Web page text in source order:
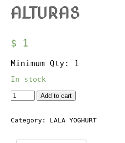
ALTURAS
$ 1
Minimum Qty: 1
In stock
QuantityAdd to cart
Category: LALA YOGHURT